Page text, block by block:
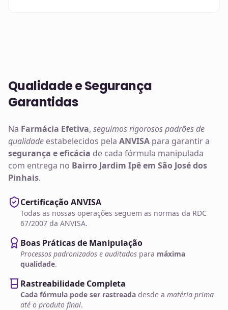
Qualidade e Segurança
Garantidas
Na Farmácia Efetiva, seguimos rigorosos padrões de
qualidade estabelecidos pela ANVISA para garantir a
segurança e eficácia de cada fórmula manipulada
com entrega no Bairro Jardim Ipê em São José dos
Pinhais.
Certificação ANVISA
Todas as nossas operações seguem as normas da RDC
67/2007 da ANVISA.
Boas Práticas de Manipulação
Processos padronizados e auditados para máxima
qualidade.
Rastreabilidade Completa
Cada fórmula pode ser rastreada desde a matéria-prima
até o produto final.